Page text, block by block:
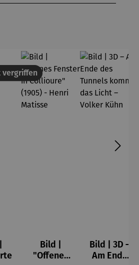
vergriffen
Bild |
"Offenes
Bild | 3D –
Am Ende